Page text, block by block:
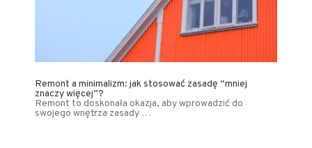
Remont a minimalizm: jak stosować zasadę “mniej
znaczy więcej”?
Remont to doskonała okazja, aby wprowadzić do
swojego wnętrza zasady …